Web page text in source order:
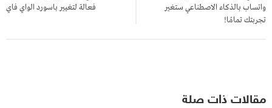
واتساب بالذكاء الاصطناعي ستغير
تجربتك تمامًا!
فعالة لتغيير باسورد الواي فاي
مقالات ذات صلة